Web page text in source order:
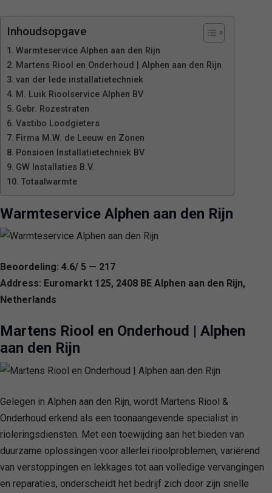
Inhoudsopgave
Warmteservice Alphen aan den Rijn
Martens Riool en Onderhoud | Alphen aan den Rijn
van der lede installatietechniek
M. Luik Rioolservice Alphen BV
Gebr. Rozestraten
Vastibo Loodgieters
Firma M.W. de Leeuw en Zonen
Ponsioen Installatietechniek BV
GW Installaties B.V.
Totaalwarmte
Warmteservice Alphen aan den Rijn
Beoordeling: 4.6/ 5 — 217
Address: Euromarkt 125, 2408 BE Alphen aan den Rijn,
Netherlands
Martens Riool en Onderhoud | Alphen
aan den Rijn
Gelegen in Alphen aan den Rijn, wordt Martens Riool &
Onderhoud erkend als een toonaangevende specialist in
rioleringsdiensten. Met een toewijding aan het bieden van
duurzame oplossingen voor allerlei rioolproblemen, variërend
van verstoppingen en lekkages tot aan volledige vervangingen
en reparaties, onderscheidt het bedrijf zich door zijn snelle